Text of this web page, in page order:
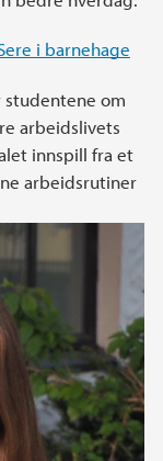
i barnehage
studentene om
arbeidslivets
innspill fra et
arbeidsrutiner